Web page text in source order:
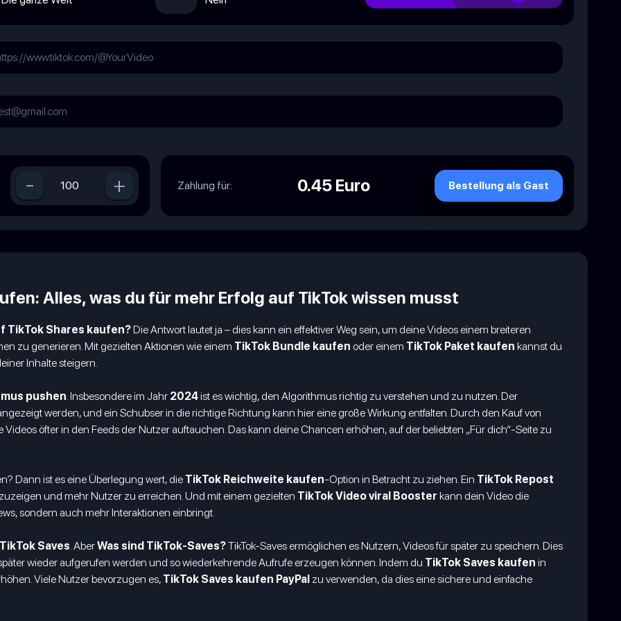
- + Zahlung für: 0.45 Euro Bestellung als Gast
Alles, was du für mehr Erfolg auf TikTok wissen musst
TikTok Shares kaufen?Die Antwort lautet ja – dies kann ein effektiver Weg sein, um deine Videos einem breiteren
zu generieren. Mit gezielten Aktionen wie einem TikTok Bundle kaufen oder einem TikTok Paket kaufen kannst du
Inhalte steigern.
pushen. Insbesondere im Jahr 2024ist es wichtig, den Algorithmus richtig zu verstehen und zu nutzen. Der
werden, und ein Schubser in die richtige Richtung kann hier eine große Wirkung entfalten. Durch den Kauf von
öfter in den Feeds der Nutzer auftauchen. Das kann deine Chancen erhöhen, auf der beliebten „Für dich“-Seite zu
Dann ist es eine Überlegung wert, die TikTok Reichweite kaufen-Option in Betracht zu ziehen. Ein TikTok Repost
und mehr Nutzer zu erreichen. Und mit einem gezielten TikTok Video viral Booster kann dein Video die
sondern auch mehr Interaktionen einbringt.
TikTok Saves. AberWas sind TikTok-Saves?TikTok-Saves ermöglichen es Nutzern, Videos für später zu speichern. Dies
wieder aufgerufen werden und so wiederkehrende Aufrufe erzeugen können. Indem du TikTok Saves kaufen in
Viele Nutzer bevorzugen es, TikTok Saves kaufen PayPal zu verwenden, da dies eine sichere und einfache